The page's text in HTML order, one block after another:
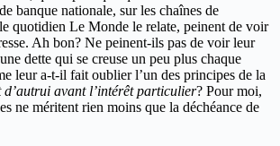
banque nationale, sur les chaînes de
quotidien Le Monde le relate, peinent de voir
Ah bon? Ne peinent-ils pas de voir leur
dette qui se creuse un peu plus chaque
leur a-t-il fait oublier l’un des principes de la
d’autrui avant l’intérêt particulier? Pour moi,
ne méritent rien moins que la déchéance de